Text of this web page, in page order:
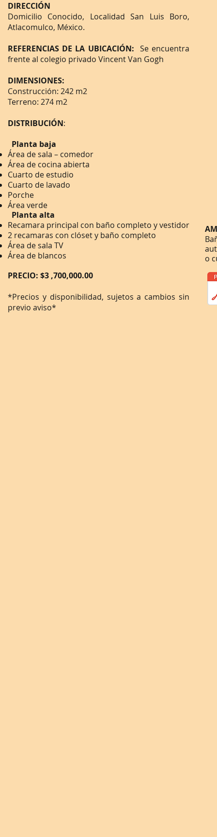
DIRECCIÓN
Domicilio Conocido, Localidad San Luis Boro,
Atlacomulco, México.
REFERENCIAS DE LA UBICACIÓN: Se encuentra
frente al colegio privado Vincent Van Gogh
DIMENSIONES:
Construcción: 242 m2
Terreno: 274 m2
DISTRIBUCIÓN​:
Planta baja
Área de sala – comedor
Área de cocina abierta
Cuarto de estudio
Cuarto de lavado
Porche
Área verde
Planta alta
Recamara principal con baño completo y vestidor
2 recamaras con clóset y baño completo
Área de sala TV
Área de blancos
PRECIO: $3 ,700,000.00
*Precios y disponibilidad, sujetos a cambios sin
previo aviso*
o